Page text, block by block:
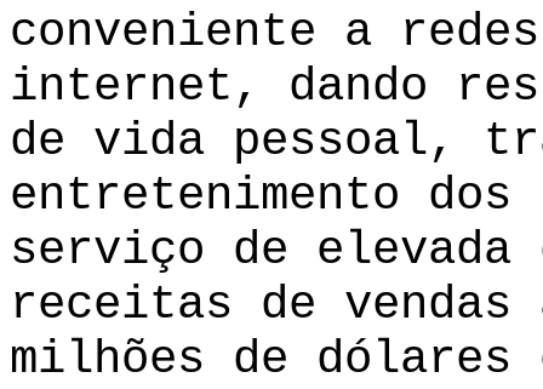
conveniente a
internet, dando
de vida pessoal,
entretenimento
serviço de elevada
receitas de
milhões de dólares